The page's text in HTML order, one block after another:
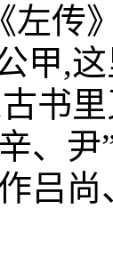
左传
甲,
书
、
吕